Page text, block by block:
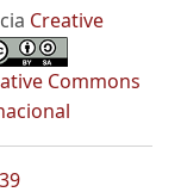
Creative
Commons